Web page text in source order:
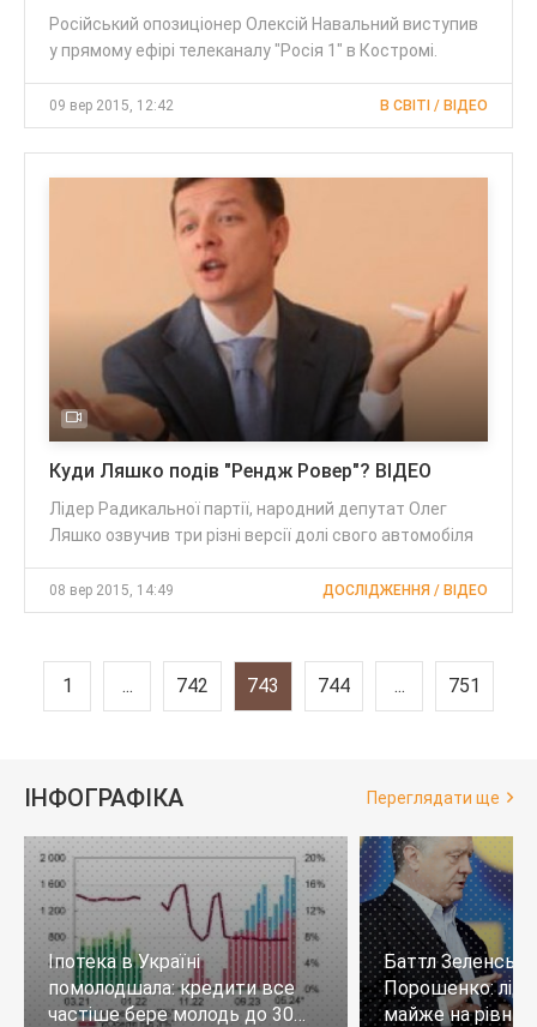
Російський опозиціонер Олексій Навальний виступив
у прямому ефірі телеканалу "Росія 1" в Костромі.
09 вер 2015, 12:42 В СВІТІ / ВІДЕО
Куди Ляшко подів "Рендж Ровер"? ВІДЕО
Лідер Радикальної партії, народний депутат Олег
Ляшко озвучив три різні версії долі свого автомобіля
08 вер 2015, 14:49 ДОСЛІДЖЕННЯ / ВІДЕО
1 ... 742 743 744 ... 751
ІНФОГРАФІКА Переглядати ще
Іпотека в Україні
помолодшала: кредити все
частіше бере молодь до 30
Баттл
Порошенко:
майже на